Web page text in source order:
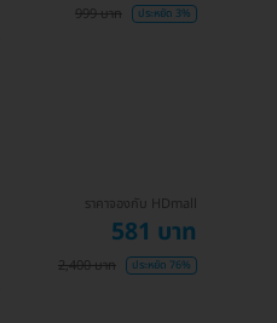
999 บาท ประหยัด 3%
ราคาจองกับ HDmall
581 บาท
2,400 บาท ประหยัด 76%